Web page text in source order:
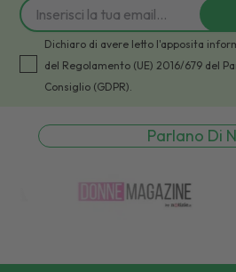
Dichiaro di avere letto l'apposita
del Regolamento (UE) 2016/679 del
Consiglio (GDPR).
Parlano Di